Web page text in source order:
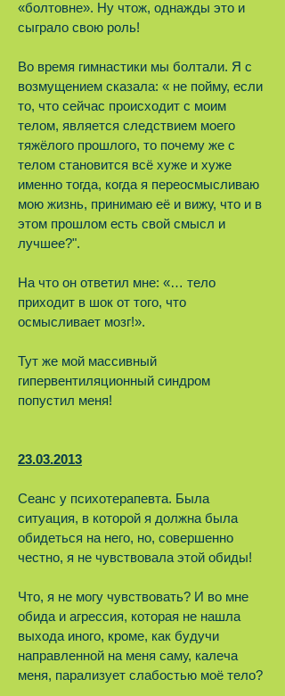
«болтовне». Ну чтож, однажды это и
сыграло свою роль!
Во время гимнастики мы болтали. Я с
возмущением сказала: « не пойму, если
то, что сейчас происходит с моим
телом, является следствием моего
тяжёлого прошлого, то почему же с
телом становится всё хуже и хуже
именно тогда, когда я переосмысливаю
мою жизнь, принимаю её и вижу, что и в
этом прошлом есть свой смысл и
лучшее?".
На что он ответил мне: «… тело
приходит в шок от того, что
осмысливает мозг!».
Тут же мой массивный
гипервентиляционный синдром
попустил меня!
23.03.2013
Сеанс у психотерапевта. Была
ситуация, в которой я должна была
обидеться на него, но, совершенно
честно, я не чувствовала этой обиды!
Что, я не могу чувствовать? И во мне
обида и агрессия, которая не нашла
выхода иного, кроме, как будучи
направленной на меня саму, калеча
меня, парализует слабостью моё тело?